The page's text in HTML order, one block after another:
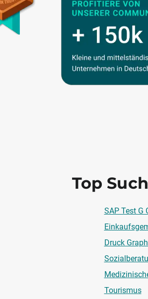
Top
SAP Test G
Druck
Tourismus